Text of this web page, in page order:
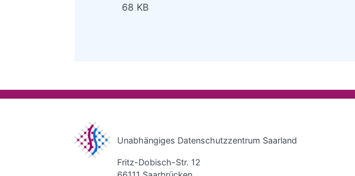
68 KB
Unabhängiges Datenschutzzentrum Saarland
Fritz-Dobisch-Str. 12